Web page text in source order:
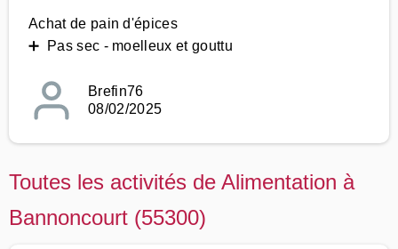
Achat de pain d'épices
➕ Pas sec - moelleux et gouttu
Brefin76
08/02/2025
Toutes les activités de Alimentation à
Bannoncourt (55300)